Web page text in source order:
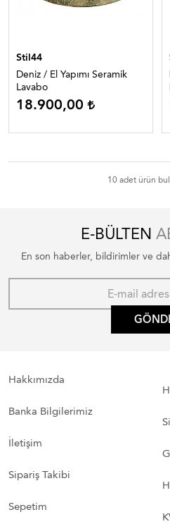
Stil44
Deniz / El Yapımı Seramik
Lavabo
18.900,00
10 adet ürün
E-BÜLTEN
En son haberler, bildirimler ve
Hakkımızda
Banka Bilgilerimiz
İletişim
Sipariş Takibi
Sepetim